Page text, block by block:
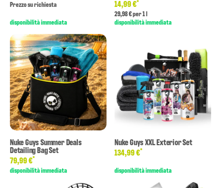
Prezzo su richiesta
disponibilità immediata
14,99 €*
29,98 € per 1 l
disponibilità immediata
Nuke Guys Summer Deals
Detailing Bag Set
79,99 €*
disponibilità immediata
Nuke Guys XXL Exterior Set
134,99 €*
disponibilità immediata